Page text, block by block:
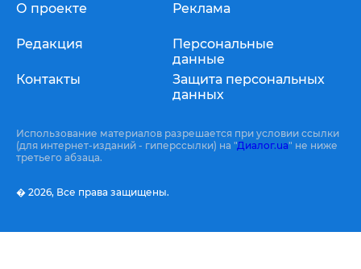
О проекте
Редакция
Контакты
Реклама
Персональные
данные
Защита персональных
данных
Использование материалов разрешается при условии ссылки
(для интернет-изданий - гиперссылки) на "Диалог.ua" не ниже
третьего абзаца.
� 2026, Все права защищены.